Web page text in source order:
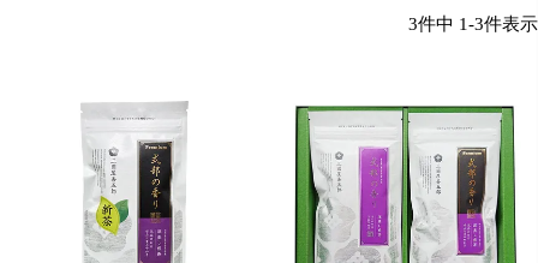
3件中 1-3件表示